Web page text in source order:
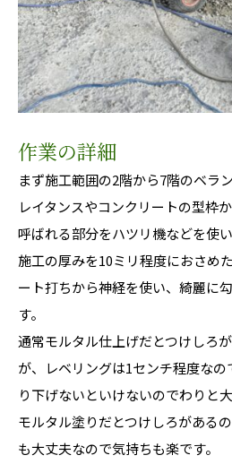
作業の詳細
まず施工範囲の2階から7階のベラ
レイタンスやコンクリートの型枠
呼ばれる部分をハツリ機などを使い
施工の厚みを10ミリ程度におさめ
ート打ちから神経を使い、綺麗に
す。
通常モルタル仕上げだとつけしろ
が、レベリングは1センチ程度な
り下げないといけないのでわりと大
モルタル塗りだとつけしろがある
も大丈夫なので気持ちも楽です。